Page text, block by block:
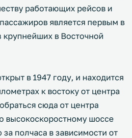
работающих рейсов и
является первым в
в Восточной
в 1947 году, и находится
к востоку от центра
сюда от центра
высокоскоростному шоссе
полчаса в зависимости от